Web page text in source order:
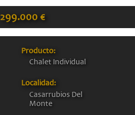
299.000 €
Producto:
Chalet Individual
Localidad:
Casarrubios Del
Monte